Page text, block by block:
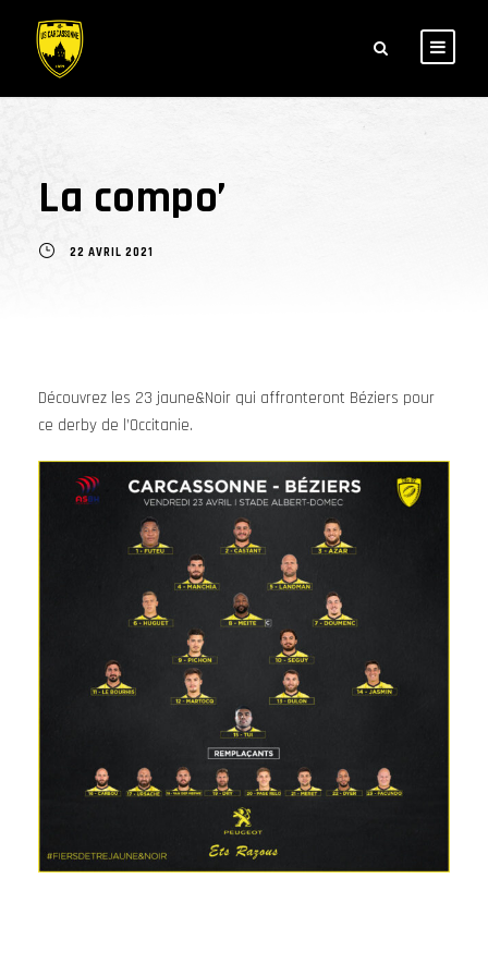
La compo’
22 AVRIL 2021
Découvrez les 23 jaune&Noir qui affronteront Béziers pour
ce derby de l’Occitanie.